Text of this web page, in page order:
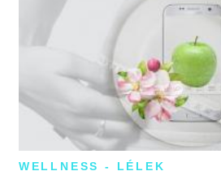
WELLNESS - LÉLEK